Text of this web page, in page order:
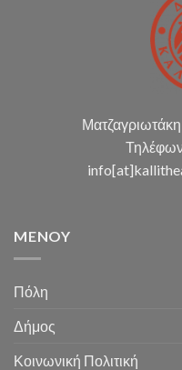
MENOY
Πόλη
Δήμος
Κοινωνική Πολιτική